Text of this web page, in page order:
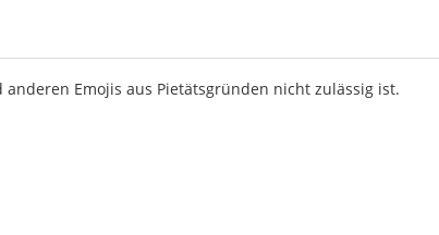
Emojis aus Pietätsgründen nicht zulässig ist.